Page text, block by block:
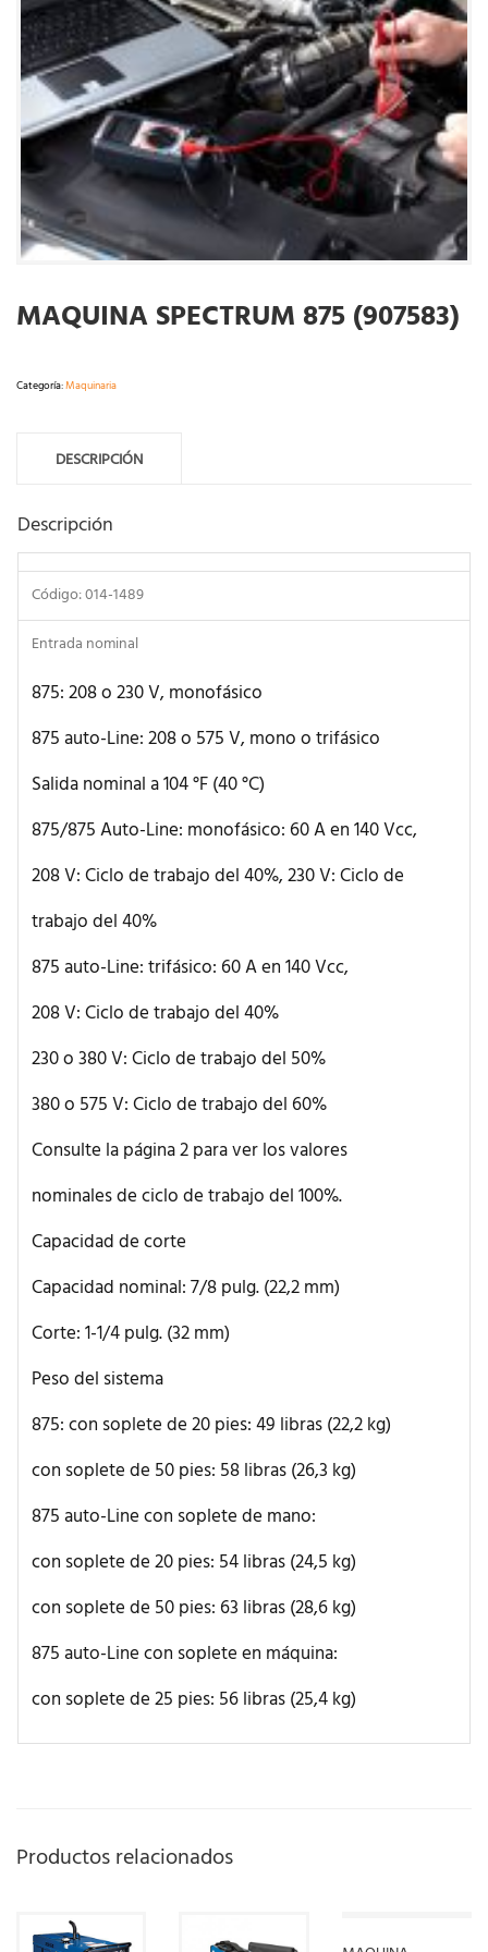
MAQUINA SPECTRUM 875 (907583)
Categoría:Maquinaria
DESCRIPCIÓN
Descripción
Código: 014-1489
Entrada nominal
875: 208 o 230 V, monofásico
875 auto-Line: 208 o 575 V, mono o trifásico
Salida nominal a 104 °F (40 °C)
875/875 Auto-Line: monofásico: 60 A en 140 Vcc,
208 V: Ciclo de trabajo del 40%, 230 V: Ciclo de
trabajo del 40%
875 auto-Line: trifásico: 60 A en 140 Vcc,
208 V: Ciclo de trabajo del 40%
230 o 380 V: Ciclo de trabajo del 50%
380 o 575 V: Ciclo de trabajo del 60%
Consulte la página 2 para ver los valores
nominales de ciclo de trabajo del 100%.
Capacidad de corte
Capacidad nominal: 7/8 pulg. (22,2 mm)
Corte: 1-1/4 pulg. (32 mm)
Peso del sistema
875: con soplete de 20 pies: 49 libras (22,2 kg)
con soplete de 50 pies: 58 libras (26,3 kg)
875 auto-Line con soplete de mano:
con soplete de 20 pies: 54 libras (24,5 kg)
con soplete de 50 pies: 63 libras (28,6 kg)
875 auto-Line con soplete en máquina:
con soplete de 25 pies: 56 libras (25,4 kg)
Productos relacionados